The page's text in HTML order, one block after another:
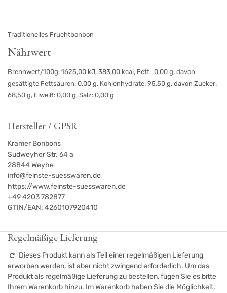
Traditionelles Fruchtbonbon
Nährwert
Brennwert/100g: 1625,00 kJ, 383,00 kcal, Fett: 0,00 g, davon
gesättigte Fettsäuren: 0,00 g, Kohlenhydrate: 95,50 g, davon Zucker:
68,50 g, Eiweiß: 0,00 g, Salz: 0,00 g
Hersteller / GPSR
Kramer Bonbons
Sudweyher Str. 64 a
28844 Weyhe
info@feinste-suesswaren.de
https://www.feinste-suesswaren.de
+49 4203 782877
GTIN/EAN: 4260107920410
Regelmäßige Lieferung
Dieses Produkt kann als Teil einer regelmäßigen Lieferung
erworben werden, ist aber nicht zwingend erforderlich. Um das
Produkt als regelmäßige Lieferung zu bestellen, fügen Sie es bitte
Ihrem Warenkorb hinzu. Im Warenkorb haben Sie die Möglichkeit,